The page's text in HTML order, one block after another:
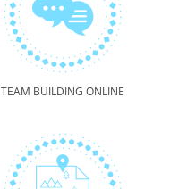
TEAM BUILDING ONLINE